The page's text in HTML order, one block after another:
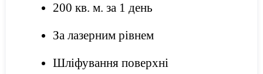
200 кв. м. за 1 день
За лазерним рівнем
Шліфування поверхні